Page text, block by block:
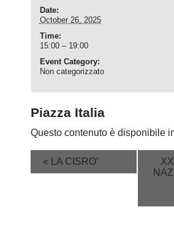
Date:
October 26, 2025
Time:
15:00 – 19:00
Event Category:
Non categorizzato
Piazza Italia
Questo contenuto è disponibile
Event
Navigation
« LA CISRO’